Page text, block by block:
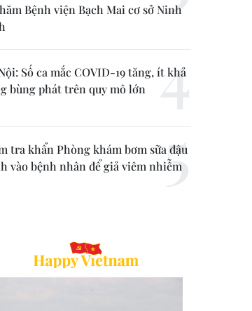
Bệnh viện Bạch Mai cơ sở Ninh
Số ca mắc COVID-19 tăng, ít khả
bùng phát trên quy mô lớn
tra khẩn Phòng khám bơm sữa đậu
vào bệnh nhân để giả viêm nhiễm